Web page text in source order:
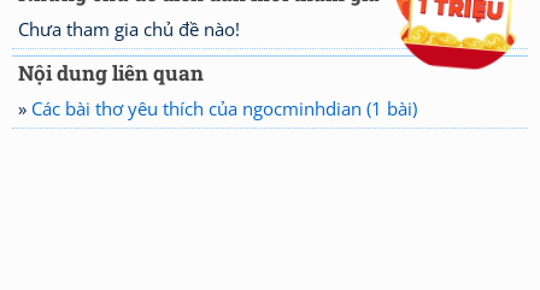
Chưa tham gia chủ đề nào!
Nội dung liên quan
» Các bài thơ yêu thích của ngocminhdian (1 bài)